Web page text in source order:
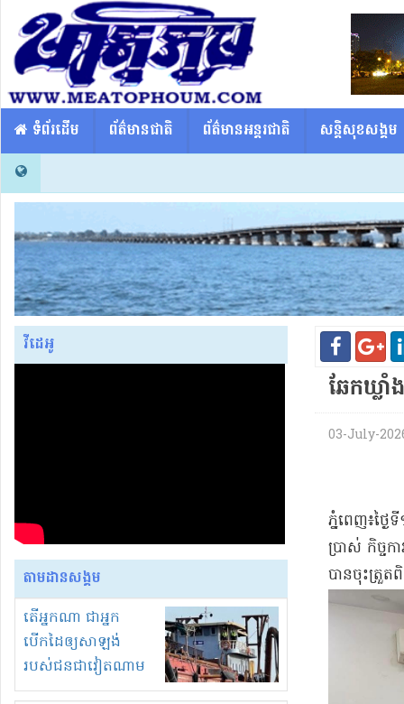
​​ ទំព័រដើម ព័ត៌មានជាតិ ព័ត៌មានអន្តរជាតិ សន្តិសុខសង្គម
វីដេអូ
តាមដានសង្គម
តើអ្នកណា ជាអ្នក
បើកដៃឲ្យសាឡង់
របស់ជនជាវៀតណាម
ចូល មកខុស
ឆែកឃ្ល
03-July-
ភ្នំពេញ៖ថ្ង
ប្រាស់ កិច្ច
បានចុះត្រួត